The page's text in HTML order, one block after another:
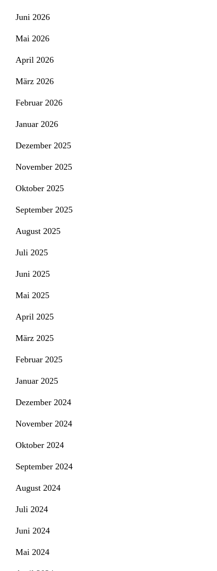
Juni 2026
Mai 2026
April 2026
März 2026
Februar 2026
Januar 2026
Dezember 2025
November 2025
Oktober 2025
September 2025
August 2025
Juli 2025
Juni 2025
Mai 2025
April 2025
März 2025
Februar 2025
Januar 2025
Dezember 2024
November 2024
Oktober 2024
September 2024
August 2024
Juli 2024
Juni 2024
Mai 2024